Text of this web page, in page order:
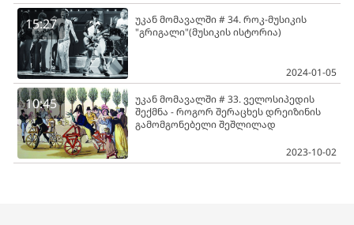
15:27
უკან მომავალში # 34. როკ-მუსიკის
"გრიგალი"(მუსიკის ისტორია)
2024-01-05
10:45
უკან მომავალში # 33. ველოსიპედის
შექმნა - როგორ შერაცხეს დრეიზინის
გამომგონებელი შეშლილად
2023-10-02